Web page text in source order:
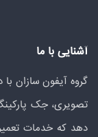
آشنایی با ما
گروه آیفون سازان با
تصویری، جک
دهد که خدمات